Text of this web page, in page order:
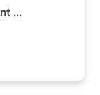
...